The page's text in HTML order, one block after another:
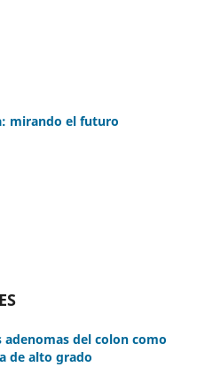
mirando el futuro
del colon como
de alto grado